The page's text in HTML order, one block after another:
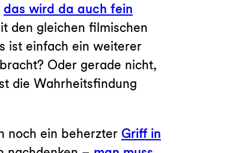
das wird da auch fein
den gleichen filmischen
ist einfach ein weiterer
Oder gerade nicht,
die Wahrheitsfindung
noch ein beherzter Griff in